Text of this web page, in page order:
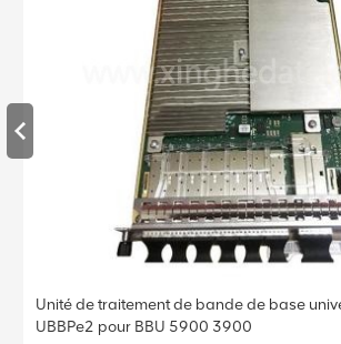
Unité de traitement de bande de base
UBBPe2 pour BBU 5900 3900